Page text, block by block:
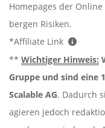
Homepages der
bergen Risiken.
*Affiliate Link
** Wichtiger Hinweis:
Gruppe und sind eine
Scalable AG. Dadurch
agieren jedoch